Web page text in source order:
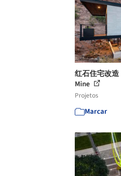
红石住宅改造
Mine
Projetos
Marcar